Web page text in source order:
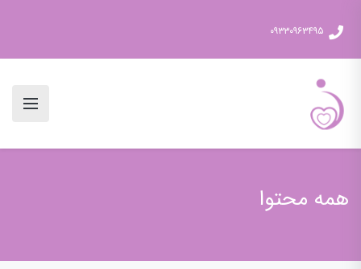
۰۹۳۳۰۹۶۳۴۹۵
همه محتوا